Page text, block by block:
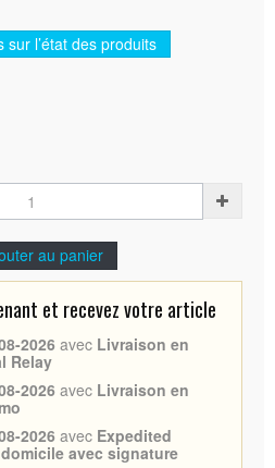
sur l’état des produits
au panier
et recevez votre article
2026 avec Livraison en
Relay
2026 avec Livraison en
2026 avec Expedited
avec signature